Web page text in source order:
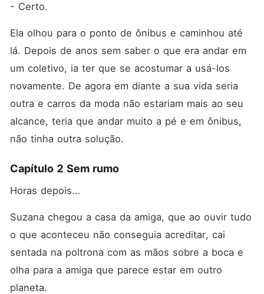
- Certo.
Ela olhou para o ponto de ônibus e caminhou até
lá. Depois de anos sem saber o que era andar em
um coletivo, ia ter que se acostumar a usá-los
novamente. De agora em diante a sua vida seria
outra e carros da moda não estariam mais ao seu
alcance, teria que andar muito a pé e em ônibus,
não tinha outra solução.
Capítulo 2 Sem rumo
Horas depois...
Suzana chegou a casa da amiga, que ao ouvir tudo
o que aconteceu não conseguia acreditar, cai
sentada na poltrona com as mãos sobre a boca e
olha para a amiga que parece estar em outro
planeta.